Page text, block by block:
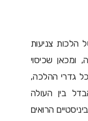
הלכות צניעות
ומכאן שכיסוי
גדרי ההלכה,
בין העולה
הרואים